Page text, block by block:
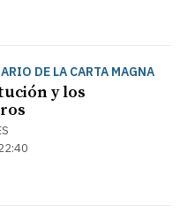
DE LA CARTA MAGNA
y los